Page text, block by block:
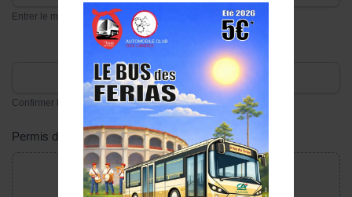
Entrer le mot de passe
Confirmer le mot de passe
Permis de conduire (recto)*